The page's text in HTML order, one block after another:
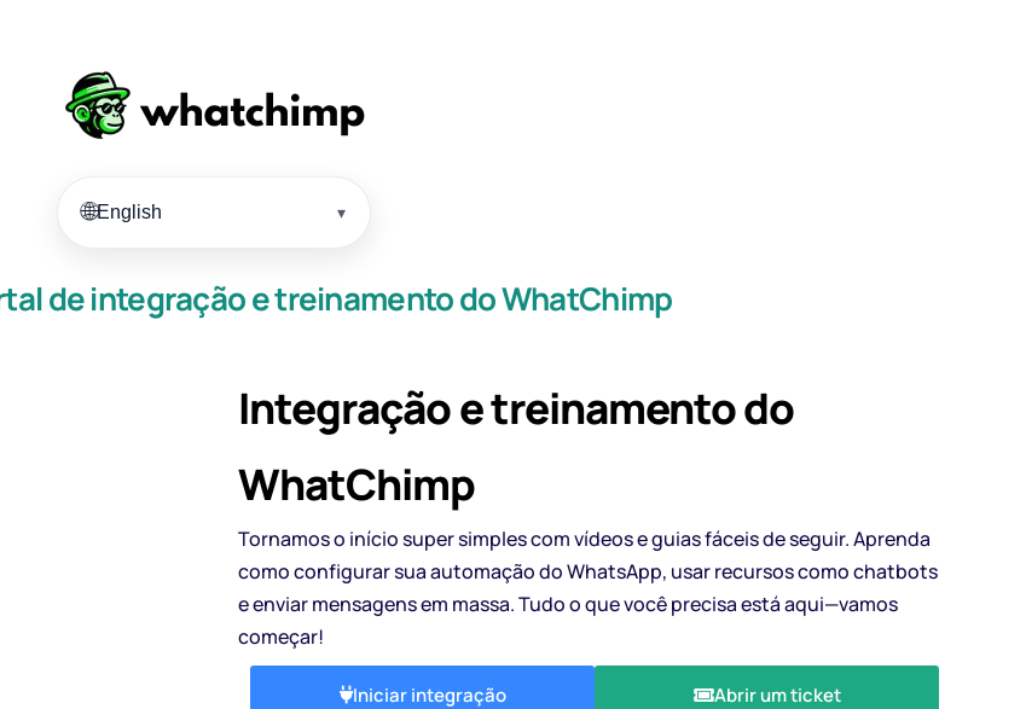
🌐English ▾
de integração e treinamento do WhatChimp
Integração e treinamento do
WhatChimp
Tornamos o início super simples com vídeos e guias fáceis de seguir. Aprenda
como configurar sua automação do WhatsApp, usar recursos como chatbots
e enviar mensagens em massa. Tudo o que você precisa está aqui—vamos
começar!
Iniciar integração Abrir um ticket